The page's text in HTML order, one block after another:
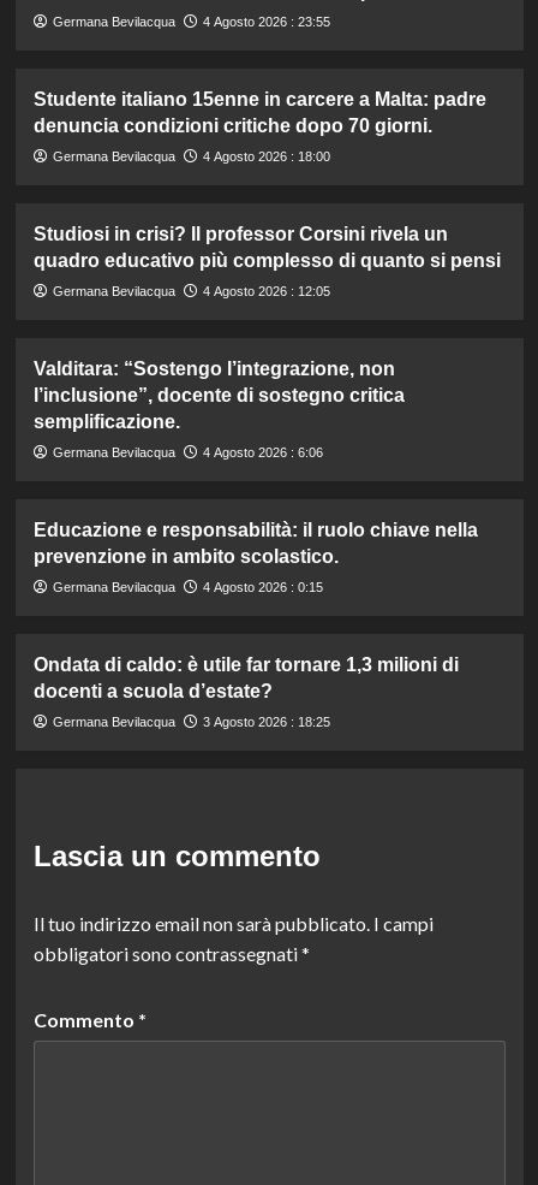
Germana Bevilacqua 4 Agosto 2026 : 23:55
Studente italiano 15enne in carcere a Malta: padre
denuncia condizioni critiche dopo 70 giorni.
Germana Bevilacqua 4 Agosto 2026 : 18:00
Studiosi in crisi? Il professor Corsini rivela un
quadro educativo più complesso di quanto si pensi
Germana Bevilacqua 4 Agosto 2026 : 12:05
Valditara: “Sostengo l’integrazione, non
l’inclusione”, docente di sostegno critica
semplificazione.
Germana Bevilacqua 4 Agosto 2026 : 6:06
Educazione e responsabilità: il ruolo chiave nella
prevenzione in ambito scolastico.
Germana Bevilacqua 4 Agosto 2026 : 0:15
Ondata di caldo: è utile far tornare 1,3 milioni di
docenti a scuola d’estate?
Germana Bevilacqua 3 Agosto 2026 : 18:25
Lascia un commento
Il tuo indirizzo email non sarà pubblicato. I campi
obbligatori sono contrassegnati*
Commento *